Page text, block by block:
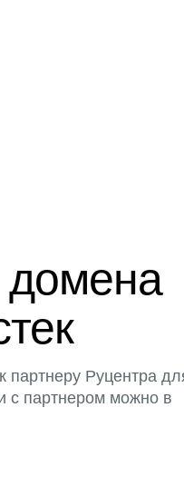
домена
партнеру Руцентра
с партнером можно в